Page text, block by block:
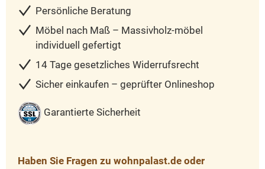
Persönliche Beratung
Möbel nach Maß – Massivholz-möbel
individuell gefertigt
14 Tage gesetzliches Widerrufsrecht
Sicher einkaufen – geprüfter Onlineshop
Garantierte Sicherheit
Haben Sie Fragen zu wohnpalast.de oder